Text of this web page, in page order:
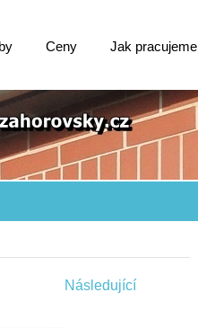
Ceny Jak pracujeme
Následující